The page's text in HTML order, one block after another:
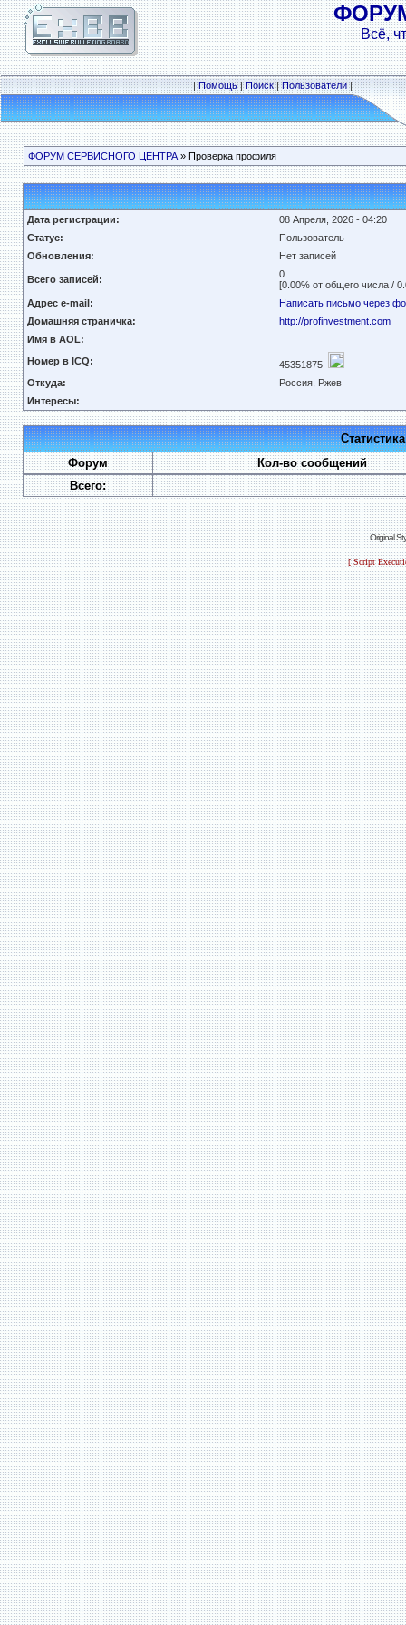
Всё,
|Помощь|Поиск|Пользователи|
ФОРУМ СЕРВИСНОГО ЦЕНТРА» Проверка профиля
Дата регистрации:
08 Апреля, 2026 - 04:20
Статус:
Пользователь
Обновления:
Нет записей
Всего записей:
0
[0.00% от общего числа /
Адрес e-mail:
Написать письмо через
Домашняя страничка:
http://profinvestment.com
Имя в AOL:
Номер в ICQ:
45351875
Откуда:
Россия, Ржев
Интересы:
Форум
Кол-во сообщений
Всего:
Original
[ Script